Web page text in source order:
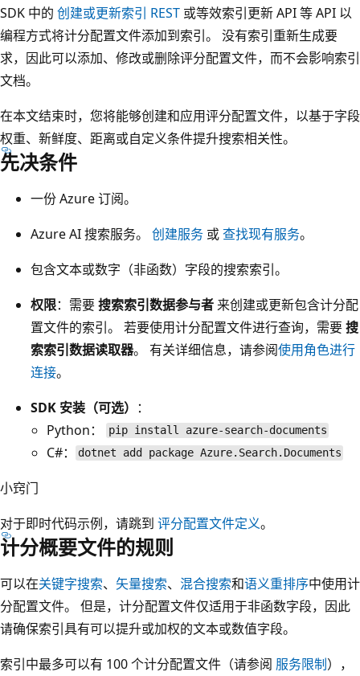
SDK 中的 创建或更新索引 REST 或等效索引更新 API 等 API 以
编程方式将计分配置文件添加到索引。 没有索引重新生成要
求，因此可以添加、修改或删除评分配置文件，而不会影响索引
文档。
在本文结束时，您将能够创建和应用评分配置文件，以基于字段
权重、新鲜度、距离或自定义条件提升搜索相关性。
先决条件
一份 Azure 订阅。
Azure AI 搜索服务。 创建服务 或查找现有服务。
包含文本或数字（非函数）字段的搜索索引。
权限：需要搜索索引数据参与者 来创建或更新包含计分配
置文件的索引。 若要使用计分配置文件进行查询，需要搜
索索引数据读取器。 有关详细信息，请参阅使用角色进行
连接。
SDK 安装（可选） ：
Python：
pip install azure-search-documents
C#： dotnet add package Azure.Search.Documents
小窍门
对于即时代码示例，请跳到 评分配置文件定义。
计分概要文件的规则
可以在关键字搜索、 矢量搜索、 混合搜索和语义重排序中使用计
分配置文件。 但是，计分配置文件仅适用于非函数字段，因此
请确保索引具有可以提升或加权的文本或数值字段。
索引中最多可以有 100 个计分配置文件（请参阅 服务限制），